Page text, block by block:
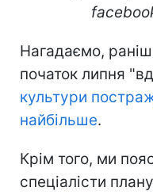
Нагадаємо,
початок липня
культури
найбільше.
Крім того, ми
спеціалісти